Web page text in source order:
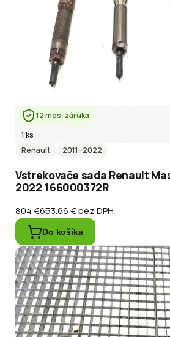
12 mes. záruka
1 ks
Renault
2011–2022
Vstrekovače sada Renault
2022 166000372R
804 €653.66 €bez DPH
Do košíka